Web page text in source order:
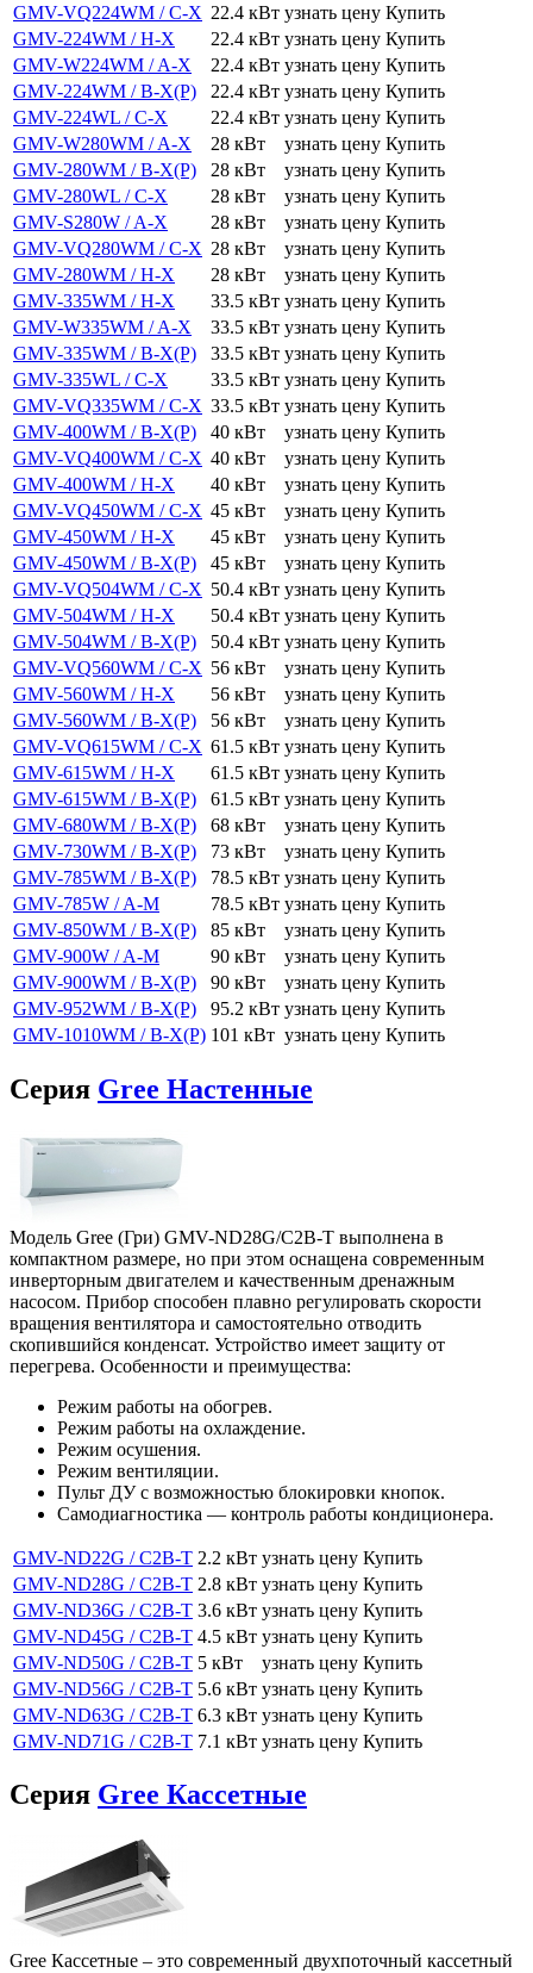
GMV-VQ224WM / C-X 22.4 кВт узнать цену Купить
GMV-224WM / H-X
22.4 кВт узнать цену Купить
GMV-W224WM / A-X
22.4 кВт узнать цену Купить
GMV-224WM / B-X(P)
22.4 кВт узнать цену Купить
GMV-224WL / C-X
22.4 кВт узнать цену Купить
GMV-W280WM / A-X
28 кВт узнать цену Купить
GMV-280WM / B-X(P)
28 кВт узнать цену Купить
GMV-280WL / C-X
28 кВт узнать цену Купить
GMV-S280W / A-X
28 кВт узнать цену Купить
GMV-VQ280WM / C-X 28 кВт узнать цену Купить
GMV-280WM / H-X
28 кВт узнать цену Купить
GMV-335WM / H-X
33.5 кВт узнать цену Купить
GMV-W335WM / A-X
33.5 кВт узнать цену Купить
GMV-335WM / B-X(P)
33.5 кВт узнать цену Купить
GMV-335WL / C-X
33.5 кВт узнать цену Купить
GMV-VQ335WM / C-X 33.5 кВт узнать цену Купить
GMV-400WM / B-X(P)
40 кВт узнать цену Купить
GMV-VQ400WM / C-X 40 кВт узнать цену Купить
GMV-400WM / H-X
40 кВт узнать цену Купить
GMV-VQ450WM / C-X 45 кВт узнать цену Купить
GMV-450WM / H-X
45 кВт узнать цену Купить
GMV-450WM / B-X(P)
45 кВт узнать цену Купить
GMV-VQ504WM / C-X 50.4 кВт узнать цену Купить
GMV-504WM / H-X
50.4 кВт узнать цену Купить
GMV-504WM / B-X(P)
50.4 кВт узнать цену Купить
GMV-VQ560WM / C-X 56 кВт узнать цену Купить
GMV-560WM / H-X
56 кВт узнать цену Купить
GMV-560WM / B-X(P)
56 кВт узнать цену Купить
GMV-VQ615WM / C-X 61.5 кВт узнать цену Купить
GMV-615WM / H-X
61.5 кВт узнать цену Купить
GMV-615WM / B-X(P)
61.5 кВт узнать цену Купить
GMV-680WM / B-X(P)
68 кВт узнать цену Купить
GMV-730WM / B-X(P)
73 кВт узнать цену Купить
GMV-785WM / B-X(P)
78.5 кВт узнать цену Купить
GMV-785W / A-M
78.5 кВт узнать цену Купить
GMV-850WM / B-X(P)
85 кВт узнать цену Купить
GMV-900W / A-M
90 кВт узнать цену Купить
GMV-900WM / B-X(P)
90 кВт узнать цену Купить
GMV-952WM / B-X(P)
95.2 кВт узнать цену Купить
GMV-1010WM / B-X(P) 101 кВт узнать цену Купить
Серия Gree Настенные
Модель Gree (Гри) GMV-ND28G/C2B-T выполнена в
компактном размере, но при этом оснащена современным
инверторным двигателем и качественным дренажным
насосом. Прибор способен плавно регулировать скорости
вращения вентилятора и самостоятельно отводить
скопившийся конденсат. Устройство имеет защиту от
перегрева. Особенности и преимущества:
Режим работы на обогрев.
Режим работы на охлаждение.
Режим осушения.
Режим вентиляции.
Пульт ДУ с возможностью блокировки кнопок.
Самодиагностика — контроль работы кондиционера.
GMV-ND22G / C2B-T 2.2 кВт узнать цену Купить
GMV-ND28G / C2B-T 2.8 кВт узнать цену Купить
GMV-ND36G / C2B-T 3.6 кВт узнать цену Купить
GMV-ND45G / C2B-T 4.5 кВт узнать цену Купить
GMV-ND50G / C2B-T 5 кВт узнать цену Купить
GMV-ND56G / C2B-T 5.6 кВт узнать цену Купить
GMV-ND63G / C2B-T 6.3 кВт узнать цену Купить
GMV-ND71G / C2B-T 7.1 кВт узнать цену Купить
Серия Gree Кассетные
Gree Кассетные – это современный двухпоточный кассетный